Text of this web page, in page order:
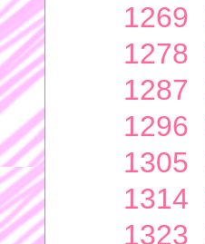
1269
1278
1287
1296
1305
1314
1323